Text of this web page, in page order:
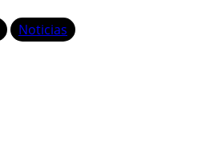
Noticias